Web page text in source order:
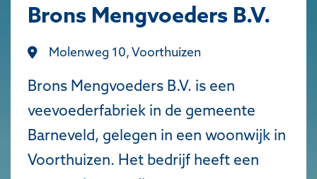
Brons Mengvoeders B.V.
Molenweg 10, Voorthuizen
Brons Mengvoeders B.V. is een
veevoederfabriek in de gemeente
Barneveld, gelegen in een woonwijk in
Voorthuizen. Het bedrijf heeft een